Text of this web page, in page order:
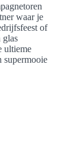
waar je
of
glas
ultieme
supermooie